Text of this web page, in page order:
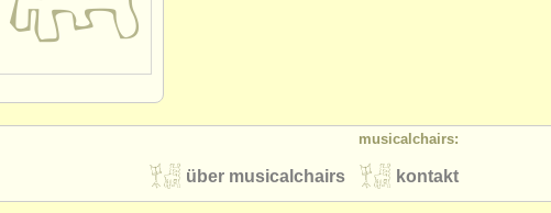
musicalchairs:
kontakt
über musicalchairs